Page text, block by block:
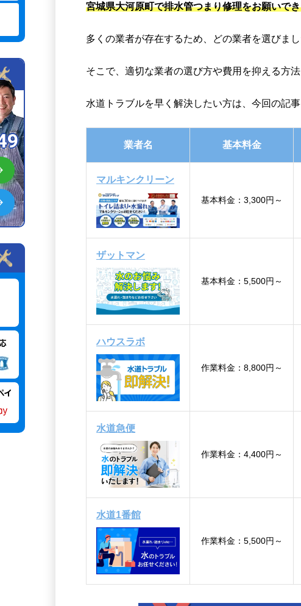
宮城県大河原町で排水管つまり修理をお願いで
多くの業者が存在するため、どの業者を選びま
そこで、適切な業者の選び方や費用を抑える方
水道トラブルを早く解決したい方は、今回の記
業者名 基本料金
マルキンクリーン
基本料金：3,300円～
ザットマン
基本料金：5,500円～
ハウスラボ
作業料金：8,800円～
水道急便
作業料金：4,400円～
水道1番館
作業料金：5,500円～